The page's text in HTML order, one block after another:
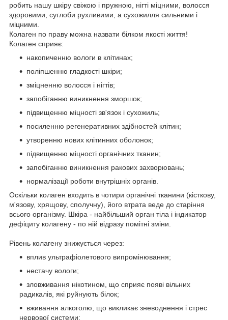
робить нашу шкіру свіжою і пружною, нігті міцними, волосся
здоровими, суглоби рухливими, а сухожилля сильними і
міцними.
Колаген по праву можна назвати білком якості життя!
Колаген сприяє:
накопиченню вологи в клітинах;
поліпшенню гладкості шкіри;
зміцненню волосся і нігтів;
запобіганню виникнення зморшок;
підвищенню міцності зв'язок і сухожиль;
посиленню регенеративних здібностей клітин;
утворенню нових клітинних оболонок;
підвищенню міцності органічних тканин;
запобіганню виникнення ракових захворювань;
нормалізації роботи внутрішніх органів.
Оскільки колаген входить в чотири органічні тканини (кісткову,
м'язову, хрящову, сполучну), його втрата веде до старіння
всього організму. Шкіра - найбільший орган тіла і індикатор
дефіциту колагену - по ній відразу помітні зміни.
Рівень колагену знижується через:
вплив ультрафіолетового випромінювання;
нестачу вологи;
зловживання нікотином, що сприяє появі вільних
радикалів, які руйнують білок;
вживання алкоголю, що викликає зневоднення і стрес
нервової системи;